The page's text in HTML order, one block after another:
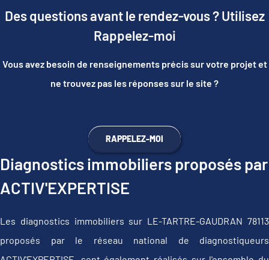
Des questions avant le rendez-vous ? Utilisez
Rappelez-moi
Vous avez besoin de renseignements précis sur votre projet et
ne trouvez pas les réponses sur le site ?
RAPPELEZ-MOI
Diagnostics immobiliers proposés par
ACTIV'EXPERTISE
Les diagnostics immobiliers sur LE-TARTRE-GAUDRAN 78113
proposés par le réseau national de diagnostiqueurs